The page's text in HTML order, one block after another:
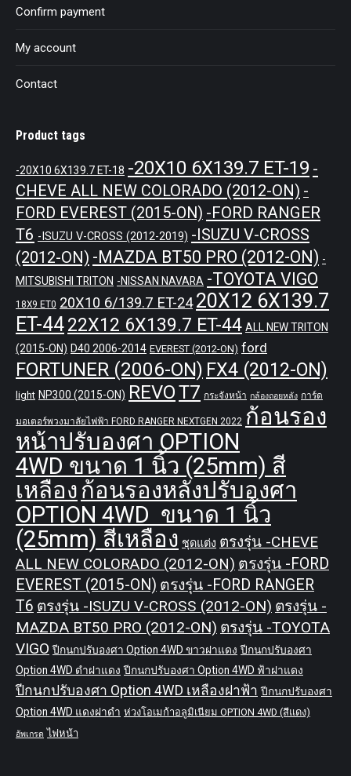
Confirm payment
My account
Contact
Product tags
-20X10 6X139.7 ET-18 -20X10 6X139.7 ET-19 -
CHEVE ALL NEW COLORADO (2012-ON) -
FORD EVEREST (2015-ON) -FORD RANGER
T6 -ISUZU V-CROSS (2012-2019) -ISUZU V-CROSS
(2012-ON) -MAZDA BT50 PRO (2012-ON) -
MITSUBISHI TRITON -NISSAN NAVARA -TOYOTA VIGO
18X9 ET0 20X10 6/139.7 ET-24 20X12 6X139.7
ET-4422X12 6X139.7 ET-44 ALL NEW TRITON
(2015-ON) D40 2006-2014 EVEREST (2012-ON) ford
FORTUNER (2006-ON) FX4 (2012-ON)
light NP300 (2015-ON) REVOT7 กระจังหน้า กล้องถอยหลัง การ์ด
มอเตอร์พวงมาลัยไฟฟ้า FORD RANGER NEXTGEN 2022 ก้อนรอง
หน้าปรับองศา OPTION
4WD ขนาด 1 นิ้ว (25mm) สี
เหลือง ก้อนรองหลังปรับองศา
OPTION 4WD ขนาด 1 นิ้ว
(25mm) สีเหลือง ชุดแต่ง ตรงรุ่น -CHEVE
ALL NEW COLORADO (2012-ON) ตรงรุ่น -FORD
EVEREST (2015-ON) ตรงรุ่น -FORD RANGER
T6 ตรงรุ่น -ISUZU V-CROSS (2012-ON) ตรงรุ่น -
MAZDA BT50 PRO (2012-ON) ตรงรุ่น -TOYOTA
VIGO ปีกนกปรับองศา Option 4WD ขาวฝาแดง ปีกนกปรับองศา
Option 4WD ดำฝาแดง ปีกนกปรับองศา Option 4WD ฟ้าฝาแดง
ปีกนกปรับองศา Option 4WD เหลืองฝาฟ้า ปีกนกปรับองศา
Option 4WD แดงฝาดำ ห่วงโอเมก้าอลูมิเนียม OPTION 4WD (สีแดง)
อัพเกรด ไฟหน้า